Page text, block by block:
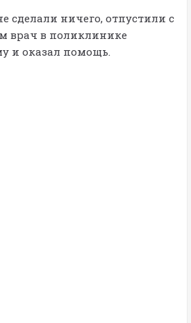
сделали ничего, отпустили с
врач в поликлинике
и оказал помощь.